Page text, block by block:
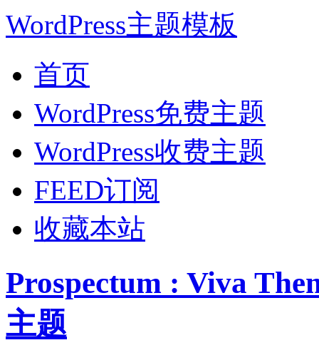
WordPress主题模板
首页
WordPress免费主题
WordPress收费主题
FEED订阅
收藏本站
Prospectum : Viva
主题